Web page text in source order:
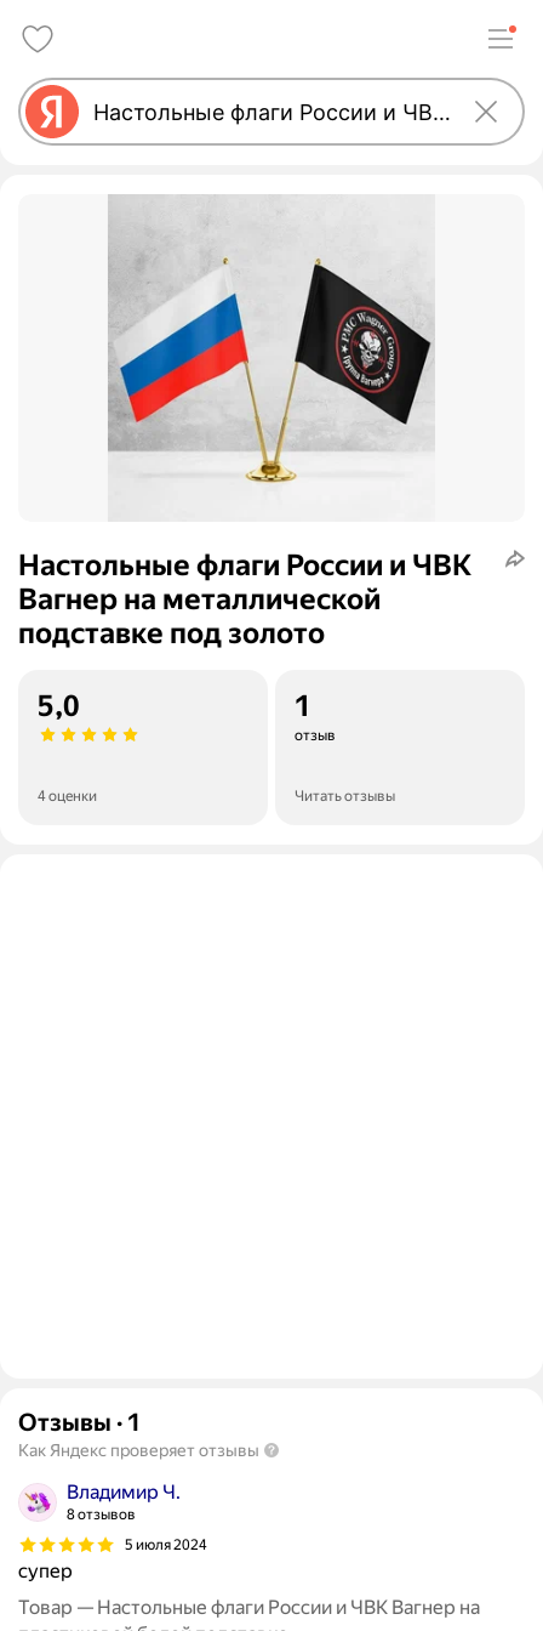
Настольные флаги России и ЧВК
Вагнер на металлической
подставке под золото
5,0
4 оценки
1
отзыв
Читать отзывы
Отзывы · 1
Как Яндекс проверяет отзывы
Владимир Ч.
8 отзывов
5 июля 2024
супер
Товар — Настольные флаги России и ЧВК Вагнер на